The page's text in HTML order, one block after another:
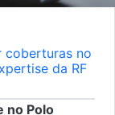
coberturas no
da RF
no Polo